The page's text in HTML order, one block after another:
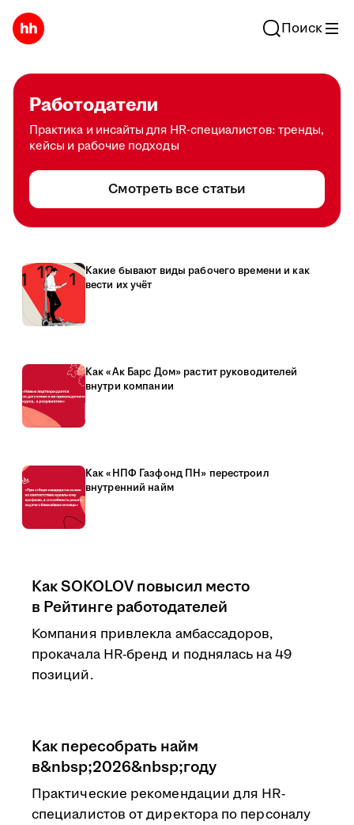
Поиск
Работодатели
Практика и инсайты для HR-специалистов: тренды,
кейсы и рабочие подходы
Смотреть все статьи
Какие бывают виды рабочего времени и как
вести их учёт
Как «Ак Барс Дом» растит руководителей
внутри компании
Как «НПФ Газфонд ПН» перестроил
внутренний найм
Как SOKOLOV повысил место
в Рейтинге работодателей
Компания привлекла амбассадоров,
прокачала HR-бренд и поднялась на 49
позиций.
Как пересобрать найм
в&nbsp;2026&nbsp;году
Практические рекомендации для HR-
специалистов от директора по персоналу